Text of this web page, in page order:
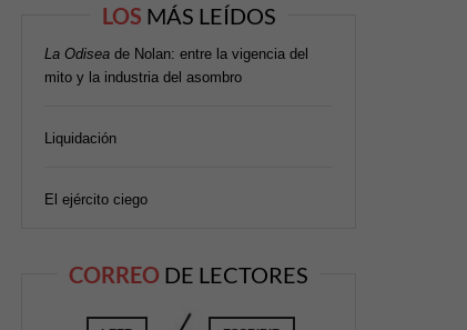
LOS MÁS LEÍDOS
La Odisea de Nolan: entre la vigencia del
mito y la industria del asombro
Liquidación
El ejército ciego
CORREO DE LECTORES